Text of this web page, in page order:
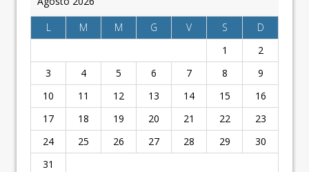
L
M M G V S
D
1
2
3
4 5 6 7 8
9
10
11 12 13 14 15
16
17
18 19 20 21 22
23
24
25 26 27 28 29
30
31